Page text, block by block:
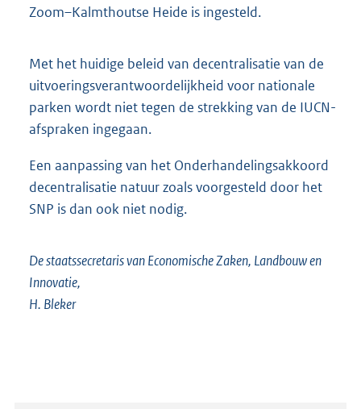
Zoom–Kalmthoutse Heide is ingesteld.
Met het huidige beleid van decentralisatie van de
uitvoeringsverantwoordelijkheid voor nationale
parken wordt niet tegen de strekking van de IUCN-
afspraken ingegaan.
Een aanpassing van het Onderhandelingsakkoord
decentralisatie natuur zoals voorgesteld door het
SNP is dan ook niet nodig.
De staatssecretaris van Economische Zaken, Landbouw en
Innovatie,
H. Bleker